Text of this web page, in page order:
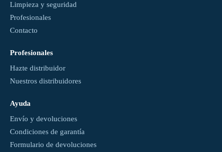
Limpieza y seguridad
Profesionales
Contacto
Profesionales
Hazte distribuidor
Nuestros distribuidores
Ayuda
Envío y devoluciones
Condiciones de garantía
Formulario de devoluciones